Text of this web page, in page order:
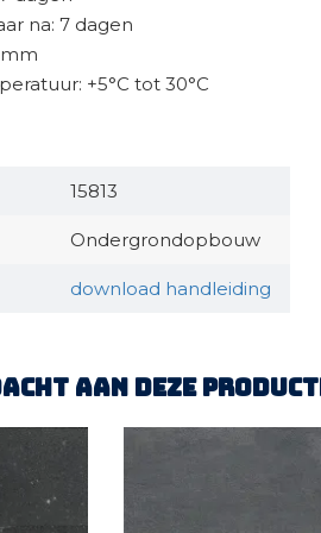
na: 7 dagen
+5°C tot 30°C
15813
Ondergrondopbouw
download handleiding
aan deze